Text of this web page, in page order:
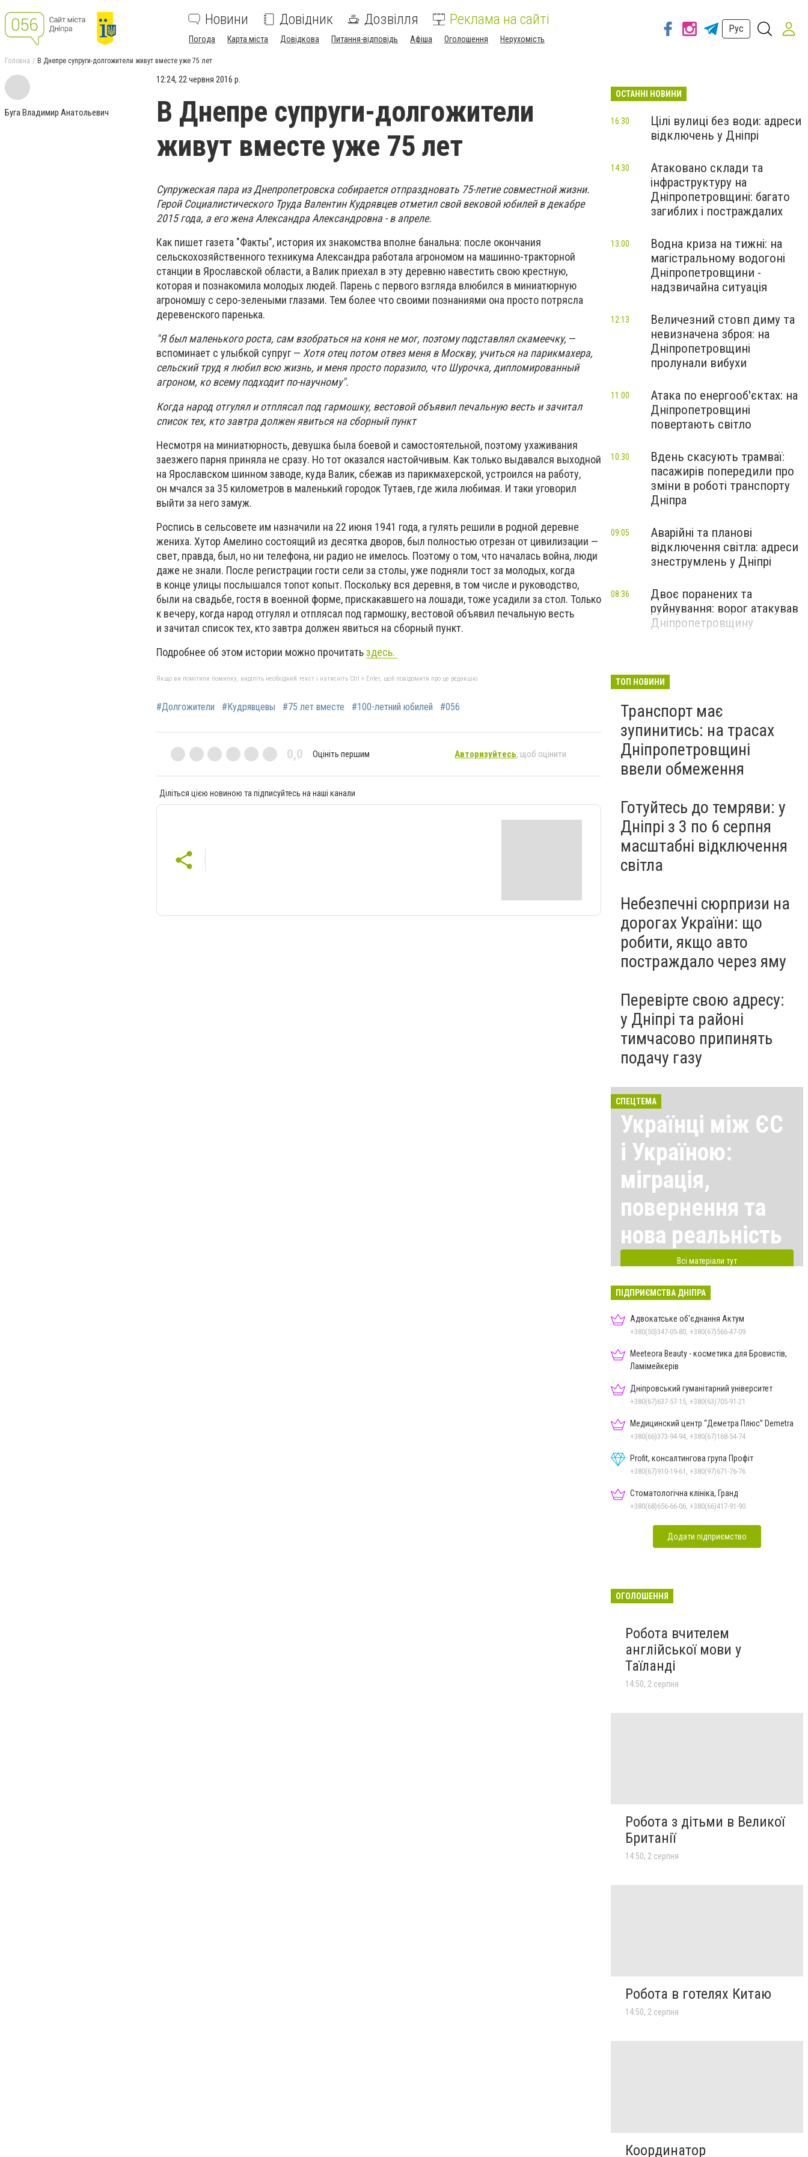
Новини Довідник Дозвілля Реклама на сайті
Погода Карта міста Довідкова Питання-відповідь Афіша Оголошення Нерухомість
Рус
Головна В Днепре супруги-долгожители живут вместе уже 75 лет
Буга Владимир Анатольевич
12:24, 22 червня 2016 р.
В Днепре супруги-долгожители
живут вместе уже 75 лет
Супружеская пара из Днепропетровска собирается отпраздновать 75-летие совместной жизни.
Герой Социалистического Труда Валентин Кудрявцев отметил свой вековой юбилей в декабре
2015 года, а его жена Александра Александровна - в апреле.
Как пишет газета "Факты", история их знакомства вполне банальна: после окончания
сельскохозяйственного техникума Александра работала агрономом на машинно-тракторной
станции в Ярославской области, а Валик приехал в эту деревню навестить свою крестную,
которая и познакомила молодых людей. Парень с первого взгляда влюбился в миниатюрную
агрономшу с серо-зелеными глазами. Тем более что своими познаниями она просто потрясла
деревенского паренька.
"Я был маленького роста, сам взобраться на коня не мог, поэтому подставлял скамеечку, —
вспоминает с улыбкой супруг — Хотя отец потом отвез меня в Москву, учиться на парикмахера,
сельский труд я любил всю жизнь, и меня просто поразило, что Шурочка, дипломированный
агроном, ко всему подходит по-научному".
Когда народ отгулял и отплясал под гармошку, вестовой объявил печальную весть и зачитал
список тех, кто завтра должен явиться на сборный пункт
Несмотря на миниатюрность, девушка была боевой и самостоятельной, поэтому ухаживания
заезжего парня приняла не сразу. Но тот оказался настойчивым. Как только выдавался выходной
на Ярославском шинном заводе, куда Валик, сбежав из парикмахерской, устроился на работу,
он мчался за 35 километров в маленький городок Тутаев, где жила любимая. И таки уговорил
выйти за него замуж.
Роспись в сельсовете им назначили на 22 июня 1941 года, а гулять решили в родной деревне
жениха. Хутор Амелино состоящий из десятка дворов, был полностью отрезан от цивилизации —
свет, правда, был, но ни телефона, ни радио не имелось. Поэтому о том, что началась война, люди
даже не знали. После регистрации гости сели за столы, уже подняли тост за молодых, когда
в конце улицы послышался топот копыт. Поскольку вся деревня, в том числе и руководство,
были на свадьбе, гостя в военной форме, прискакавшего на лошади, тоже усадили за стол. Только
к вечеру, когда народ отгулял и отплясал под гармошку, вестовой объявил печальную весть
и зачитал список тех, кто завтра должен явиться на сборный пункт.
Подробнее об этом истории можно прочитатьздесь.
Якщо ви помітили помилку, виділіть необхідний текст і натисніть Ctrl + Enter, щоб повідомити про це редакцію
#Долгожители #Кудрявцевы #75 лет вместе #100-летний юбилей #056
0,0 Оцініть першим Авторизуйтесь, щоб оцінити
Діліться цією новиною та підписуйтесь на наші канали
ОСТАННІ НОВИНИ
Цілі вулиці без води: адреси
відключень у Дніпрі
16:30
Атаковано склади та
інфраструктуру на
Дніпропетровщині: багато
загиблих і постраждалих
14:30
Водна криза на тижні: на
магістральному водогоні
Дніпропетровщини -
надзвичайна ситуація
13:00
Величезний стовп диму та
невизначена зброя: на
Дніпропетровщині
пролунали вибухи
12:13
Атака по енергооб'єктах: на
Дніпропетровщині
повертають світло
11:00
Вдень скасують трамваї:
пасажирів попередили про
зміни в роботі транспорту
Дніпра
10:30
Аварійні та планові
відключення світла: адреси
знеструмлень у Дніпрі
09:05
Двоє поранених та
руйнування: ворог атакував
Дніпропетровщину
08:36
ТОП НОВИНИ
Транспорт має
зупинитись: на трасах
Дніпропетровщині
ввели обмеження
Готуйтесь до темряви: у
Дніпрі з 3 по 6 серпня
масштабні відключення
світла
Небезпечні сюрпризи на
дорогах України: що
робити, якщо авто
постраждало через яму
Перевірте свою адресу:
у Дніпрі та районі
тимчасово припинять
подачу газу
СПЕЦТЕМА
Українці між ЄС
і Україною:
міграція,
повернення та
нова реальність
Всі матеріали тут
ПІДПРИЄМСТВА ДНІПРА
Адвокатське об'єднання Актум
+380(50)347-05-80, +380(67)566-47-09
Meeteora Beauty - косметика для Бровистів,
Ламімейкерів
Дніпровський гуманітарний університет
+380(67)637-57-15, +380(63)705-91-21
Медицинский центр “Деметра Плюс” Demetra
+380(66)373-94-94, +380(67)168-54-74
Profit, консалтингова група Профіт
+380(67)910-19-61, +380(97)671-76-76
Стоматологічна клініка, Гранд
+380(68)656-66-06, +380(66)417-91-90
Додати підприємство
ОГОЛОШЕННЯ
Робота вчителем
англійської мови у
Таїланді
14:50, 2 серпня
Робота з дітьми в Великої
Британії
14:50, 2 серпня
Робота в готелях Китаю
14:50, 2 серпня
Координатор